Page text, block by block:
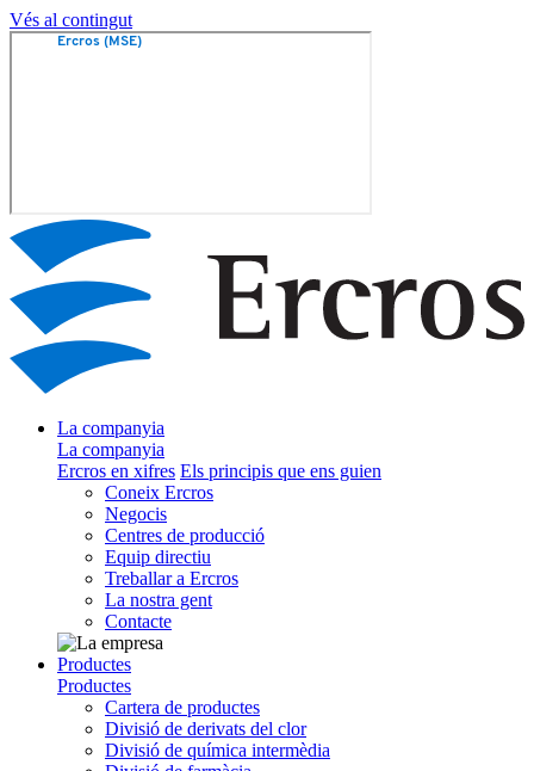
Vés al contingut
La companyia
La companyia
Ercros en xifres Els principis que ens guien
Coneix Ercros
Negocis
Centres de producció
Equip directiu
Treballar a Ercros
La nostra gent
Contacte
Productes
Productes
Cartera de productes
Divisió de derivats del clor
Divisió de química intermèdia